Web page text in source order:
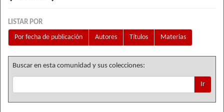
LISTAR POR
Por fecha de publicación
Autores Títulos Materias
Buscar en esta comunidad y sus colecciones:
Ir